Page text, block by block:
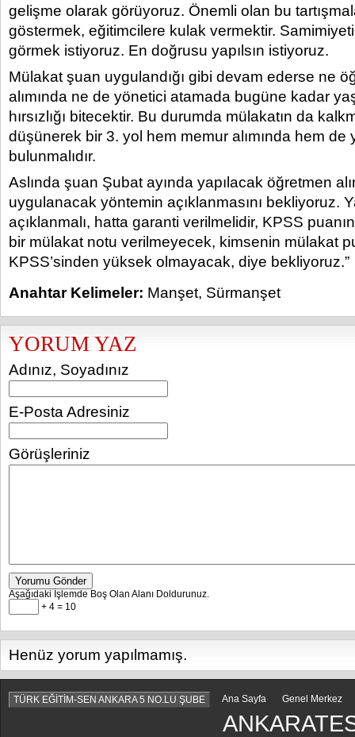
gelişme olarak görüyoruz. Önemli olan bu
göstermek, eğitimcilere kulak vermektir.
görmek istiyoruz. En doğrusu yapılsın istiyoruz.
Mülakat şuan uygulandığı gibi devam ederse ne
alımında ne de yönetici atamada bugüne kadar
hırsızlığı bitecektir. Bu durumda mülakatın da
düşünerek bir 3. yol hem memur alımında hem de
bulunmalıdır.
Aslında şuan Şubat ayında yapılacak öğretmen
uygulanacak yöntemin açıklanmasını bekliyoruz.
açıklanmalı, hatta garanti verilmelidir, KPSS
bir mülakat notu verilmeyecek, kimsenin mülakat
KPSS’sinden yüksek olmayacak, diye bekliyoruz.”
Anahtar Kelimeler: Manşet, Sürmanşet
YORUM YAZ
Adınız, Soyadınız
E-Posta Adresiniz
Görüşleriniz
Yorumu Gönder
Aşağıdaki İşlemde Boş Olan Alanı Doldurunuz.
+ 4 = 10
Henüz yorum yapılmamış.
TÜRK EĞİTİM-SEN ANKARA 5 NO.LU ŞUBE Ana Sayfa Genel Merkez